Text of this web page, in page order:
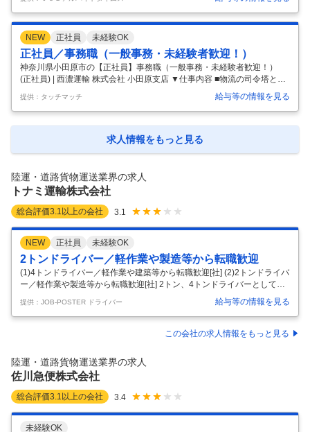
【オシゴトのポイント】 ＊カンガルー便の3トン・4トントラックを使用
＊1日の訪問件数：集荷・配達あわせて約30～40件 ＊1日の走行距離：
約40km ＊バックモニター・ドライブレコーダー装備 ＊約7～10人のチ
ームでエリアを担当 ＊基本的に担当エリアに変更なし (固定ルートでは
ありません) 【基本スケジュール】 午前中：配達、午後：集荷 ＊企業間
物流がメインで、個人宅への配送ほぼな
NEW 正社員 未経験OK
正社員／事務職（一般事務・未経験者歓迎！）
神奈川県小田原市の【正社員】事務職（一般事務・未経験者歓迎！）
(正社員) | 西濃運輸 株式会社 小田原支店 ▼仕事内容 ■物流の司令塔とし
て、事務所内での業務全般を担当します。 ■荷物の到着、発送管理およ
び専用ソフトへの伝票入力■お客様（荷主様 ・お届け先様）からの電話
応対、来客受付■窓口での荷物持ち込み ・引取り対応、荷物の仕分け等
軽作業※入社後は先輩社員が丁寧に指導します。 ＰＣ操作に不安がある
方や異業種出身者も多数活躍中！将来的には総合事務職へのキャリアア
提供：タッチマッチ 給与等の情報を見る
求人情報をもっと見る
陸運・道路貨物運送業界の求人
トナミ運輸株式会社
総合評価3.1 以上の会社 3.1
NEW 正社員 未経験OK
2トンドライバー／軽作業や製造等から転職歓迎
(1)4トンドライバー／軽作業や建築等から転職歓迎[社] (2)2トンドライバ
ー／軽作業や製造等から転職歓迎[社] 2トン、4トンドライバーとして、
既存のお客様(法人メイン)を対象に集配や集荷業務をお願いします。 ※
営業所を起点として、50㎞圏内 ※集配が１日20件程度 ※集荷が１日5件
程度 ※法人メインなので再配達ナシ！…
提供：JOB-POSTER ドライバー 給与等の情報を見る
この会社の求人情報をもっと見る
陸運・道路貨物運送業界の求人
佐川急便株式会社
総合評価3.1 以上の会社 3.4
未経験OK